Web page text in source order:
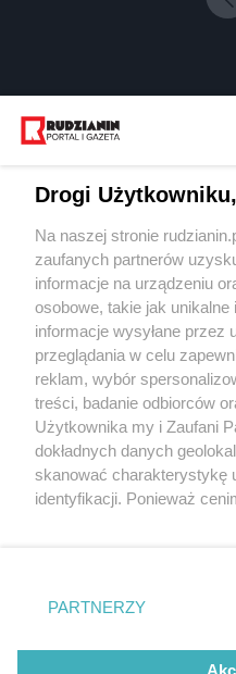
Wydawca mediów
Nie zapomnij
zapoznać się z:
polityką prywatności
Twojemiasto
Piekary Śląskie
Chorzów
Tarnowskie Góry
Gliwice
Drogi Użytkowniku,
Na naszej stronie
zaufanych partnerów
informacje na urządzeniu
osobowe, takie jak
informacje wysyłane przez
przeglądania w celu
reklam, wybór
treści, badanie odbiorców
Użytkownika my i Zaufani
dokładnych danych
skanować charakterystykę
identyfikacji. Ponieważ
prywatności znajdujący się
. Niektóre rodzaje
zgody użytkownika, ale
takiemu przetwarzaniu.
PARTNERZY